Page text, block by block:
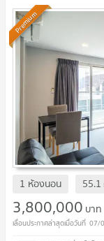
Premium
1 ห้องนอน 55.1
3,800,000 บาท
07/